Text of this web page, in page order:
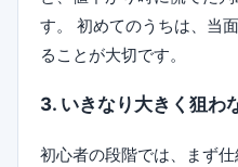
す。 初めてのうちは、当
ることが大切です。
3. いきなり大きく狙わ
初心者の段階では、まず